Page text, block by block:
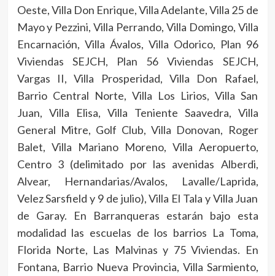
Oeste, Villa Don Enrique, Villa Adelante, Villa 25 de
Mayo y Pezzini, Villa Perrando, Villa Domingo, Villa
Encarnación, Villa Ávalos, Villa Odorico, Plan 96
Viviendas SEJCH, Plan 56 Viviendas SEJCH,
Vargas II, Villa Prosperidad, Villa Don Rafael,
Barrio Central Norte, Villa Los Lirios, Villa San
Juan, Villa Elisa, Villa Teniente Saavedra, Villa
General Mitre, Golf Club, Villa Donovan, Roger
Balet, Villa Mariano Moreno, Villa Aeropuerto,
Centro 3 (delimitado por las avenidas Alberdi,
Alvear, Hernandarias/Avalos, Lavalle/Laprida,
Velez Sarsfield y 9 de julio), Villa El Tala y Villa Juan
de Garay. En Barranqueras estarán bajo esta
modalidad las escuelas de los barrios La Toma,
Florida Norte, Las Malvinas y 75 Viviendas. En
Fontana, Barrio Nueva Provincia, Villa Sarmiento,